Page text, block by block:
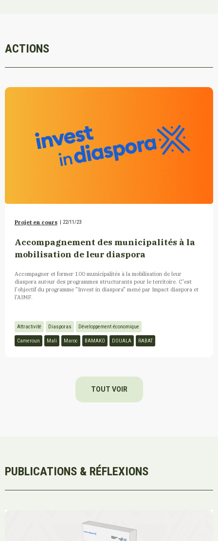
ACTIONS
Projet en cours 22/11/23
Accompagnement des municipalités à la
mobilisation de leur diaspora
Accompagner et former 100 municipalités à la mobilisation de leur
diaspora autour des programmes structurants pour le territoire. C'est
l'objectif du programme "Invest in diaspora" mené par Impact diaspora et
l'AIMF.
Attractivité Diasporas Développement économique
Cameroun Mali Maroc BAMAKO DOUALA RABAT
TOUT VOIR
PUBLICATIONS & RÉFLEXIONS